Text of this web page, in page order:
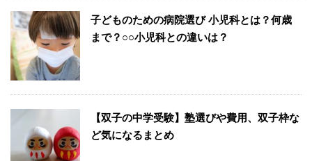
子どものための病院選び 小児科とは？何歳
まで？○○小児科との違いは？
【双子の中学受験】塾選びや費用、双子枠な
ど気になるまとめ